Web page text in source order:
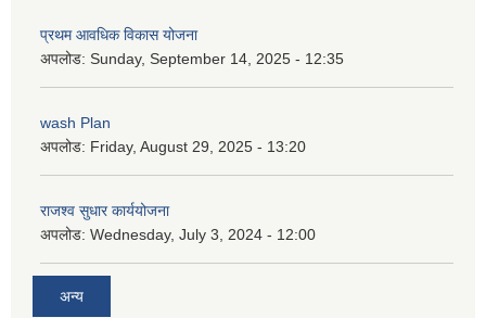
प्रथम आवधिक विकास योजना
अपलोड: Sunday, September 14, 2025 - 12:35
wash Plan
अपलोड: Friday, August 29, 2025 - 13:20
राजश्व सुधार कार्ययोजना
अपलोड: Wednesday, July 3, 2024 - 12:00
अन्य